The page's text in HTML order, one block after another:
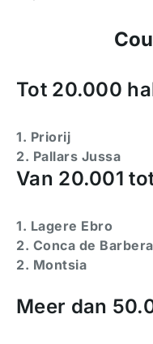
Tot 20.000
1. Priorij
2. Pallars Jussa
Van 20.001
1. Lagere Ebro
2. Conca de Barbera
2. Montsia
Meer dan